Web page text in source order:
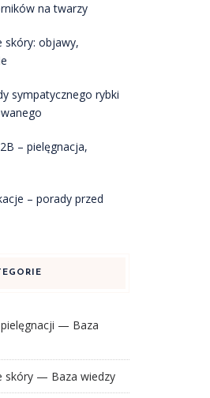
na twarzy
skóry: objawy,
sympatycznego rybki
– pielęgnacja,
– porady przed
pielęgnacji — Baza
skóry — Baza wiedzy